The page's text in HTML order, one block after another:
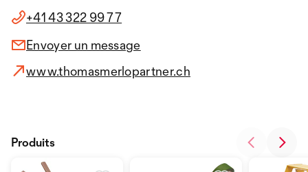
+41 43 322 99 77
Envoyer un message
www.thomasmerlopartner.ch
Produits